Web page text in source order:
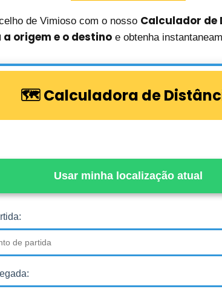
de Vimioso com o nosso Calculador de
origem e o destino e obtenha
🗺️ Calculadora de
Usar minha localização atual